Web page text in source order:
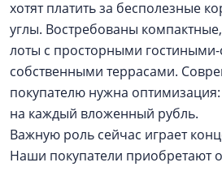
хотят платить за бесполезные
углы. Востребованы
лоты с просторными
собственными террасами.
покупателю нужна
на каждый вложенный рубль.
Важную роль сейчас играет
Наши покупатели приобретают